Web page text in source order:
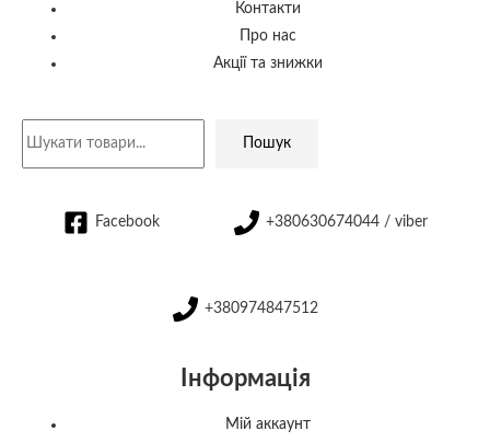
Контакти
Про нас
Акції та знижки
Пошук
Facebook +380630674044 / viber
+380974847512
Інформація
Мій аккаунт